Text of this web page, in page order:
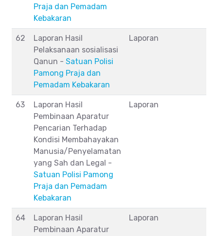
Praja dan Pemadam
Kebakaran
62
Laporan Hasil
Pelaksanaan sosialisasi
Qanun - Satuan Polisi
Pamong Praja dan
Pemadam Kebakaran
Laporan
63
Laporan Hasil
Pembinaan Aparatur
Pencarian Terhadap
Kondisi Membahayakan
Manusia/Penyelamatan
yang Sah dan Legal -
Satuan Polisi Pamong
Praja dan Pemadam
Kebakaran
Laporan
64
Laporan Hasil
Pembinaan Aparatur
Laporan